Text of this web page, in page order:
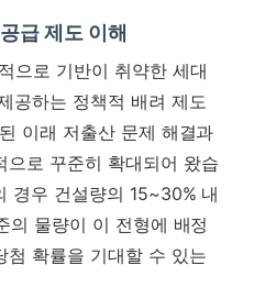
급 제도 이해
으로 기반이 취약한 세대
공하는 정책적 배려 제도
이래 저출산 문제 해결과
으로 꾸준히 확대되어 왔습
경우 건설량의 15~30% 내
의 물량이 이 전형에 배정
첨 확률을 기대할 수 있는